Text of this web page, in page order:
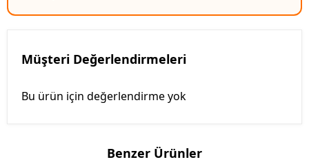
Müşteri Değerlendirmeleri
Bu ürün için değerlendirme yok
Benzer Ürünler